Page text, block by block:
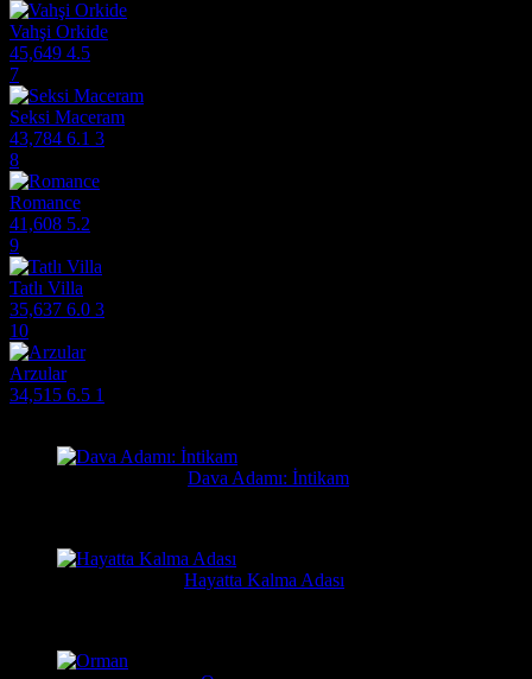
Vahşi Orkide
45,649 4.5
7
Seksi Maceram
43,784 6.1 3
8
Romance
41,608 5.2
9
Tatlı Villa
35,637 6.0 3
10
Arzular
34,515 6.5 1
Dava Adamı: İntikam
Hayatta Kalma Adası